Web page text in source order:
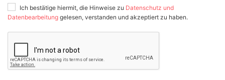
Ich bestätige hiermit, die Hinweise zu Datenschutz und
Datenbearbeitung gelesen, verstanden und akzeptiert zu haben.